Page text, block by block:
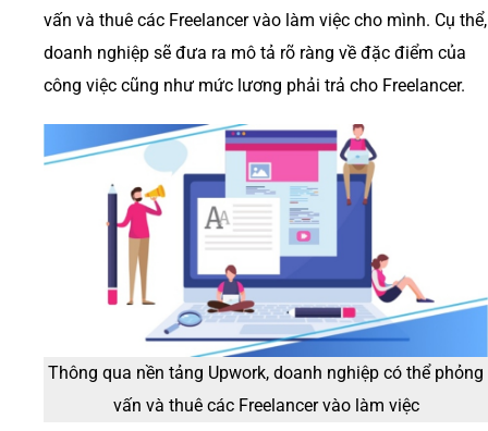
vấn và thuê các Freelancer vào làm việc cho mình. Cụ thể,
doanh nghiệp sẽ đưa ra mô tả rõ ràng về đặc điểm của
công việc cũng như mức lương phải trả cho Freelancer.
Thông qua nền tảng Upwork, doanh nghiệp có thể phỏng
vấn và thuê các Freelancer vào làm việc